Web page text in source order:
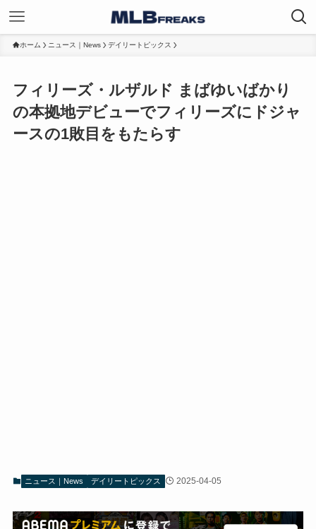
ホーム ニュース｜News デイリートピックス
フィリーズ・ルザルド まばゆいばかり
の本拠地デビューでフィリーズにドジャ
ースの1敗目をもたらす
ニュース｜News デイリートピックス 2025-04-05